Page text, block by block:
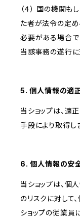
（４） 国の機関
た者が法令の定
必要がある場合で
当該事務の遂行
5. 個人情報の適
当ショップは、適
手段により取得し
6. 個人情報の安
当ショップは、個
のリスクに対して
ショップの従業員